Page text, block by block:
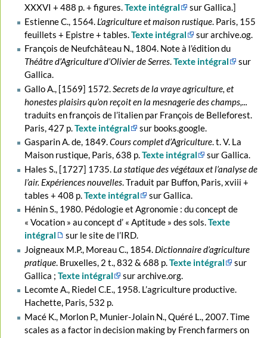
XXXVI + 488 p. + figures.Texte intégral
sur Gallica.]
Estienne C., 1564. L’agriculture et maison rustique. Paris, 155
feuillets + Epistre + tables. Texte intégral
sur archive.og.
François de Neufchâteau N., 1804. Note à l’édition du
Théâtre d’Agriculture d’Olivier de Serres.Texte intégral
sur
Gallica.
Gallo A., [1569] 1572. Secrets de la vraye agriculture, et
honestes plaisirs qu’on reçoit en la mesnagerie des champs,...
traduits en françois de l’italien par François de Belleforest.
Paris, 427 p. Texte intégral
sur books.google.
Gasparin A. de, 1849.Cours complet d’Agriculture. t. V. La
Maison rustique, Paris, 638 p.Texte intégral
sur Gallica.
Hales S., [1727] 1735. La statique des végétaux et l’analyse de
l’air. Expériences nouvelles. Traduit par Buffon, Paris, xviii +
tables + 408 p. Texte intégral
sur Gallica.
Hénin S., 1980. Pédologie et Agronomie : du concept de
« Vocation » au concept d’ « Aptitude » des sols.Texte
intégral
sur le site de l’IRD.
Joigneaux M.P., Moreau C., 1854. Dictionnaire d’agriculture
pratique. Bruxelles, 2 t., 832 & 688 p. Texte intégral
sur
Gallica ; Texte intégral
sur archive.org.
Lecomte A., Riedel C.E., 1958. L’agriculture productive.
Hachette, Paris, 532 p.
Macé K., Morlon P., Munier-Jolain N., Quéré L., 2007. Time
scales as a factor in decision making by French farmers on